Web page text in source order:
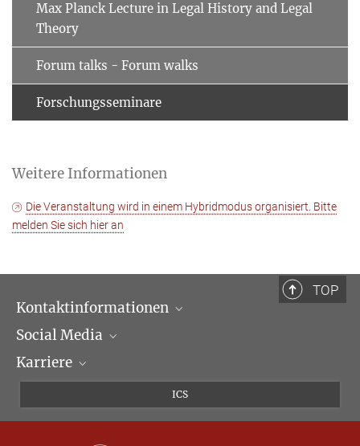
Max Planck Lecture in Legal History and Legal
Theory
Forum talks - Forum walks
Forschungsseminare
Weitere Informationen
Die Veranstaltung wird in einem Hybridmodus organisiert. Bitte
melden Sie sich hier an
TOP
Kontaktinformationen
Öffnungszeiten & Anfahrt
Ansprechpartner*innen
Social Media
LinkedIn
Karriere
ICS